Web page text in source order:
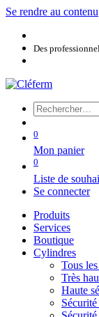
Se rendre au contenu
Des
0
Mon panier
0
Liste de
Se connecter
Produits
Services
Boutique
Cylindres
Tous
Très
Haute